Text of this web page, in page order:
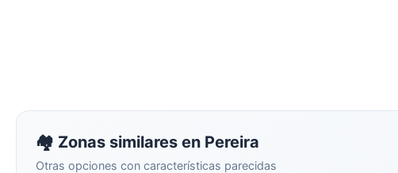
🏘️ Zonas similares en Pereira
Otras opciones con características parecidas